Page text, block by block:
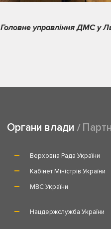
Головне управління ДМС у
Органи влади
Верховна Рада України
Кабінет Міністрів України
МВС України
Нацдержслужба України